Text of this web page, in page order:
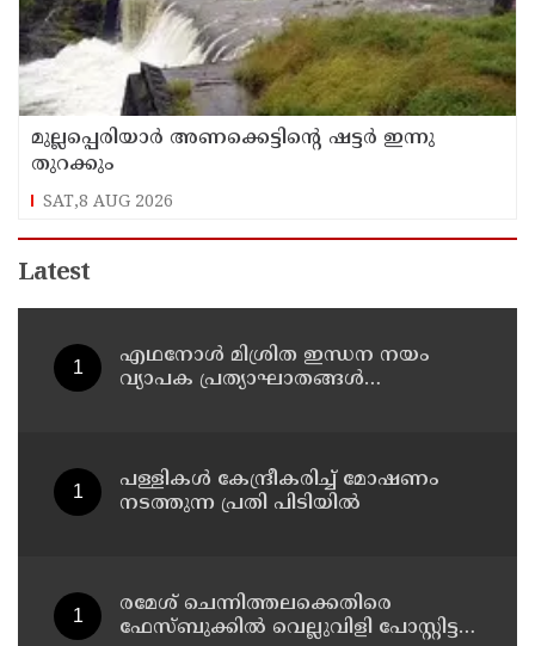
മുല്ലപ്പെരിയാര്‍ അണക്കെട്ടിന്റെ ഷട്ടര്‍ ഇന്നു
തുറക്കും
SAT,8 AUG 2026
Latest
എഥനോള്‍ മിശ്രിത ഇന്ധന നയം
വ്യാപക പ്രത്യാഘാതങ്ങള്‍
പള്ളികള്‍ കേന്ദ്രീകരിച്ച് മോഷണം
നടത്തുന്ന പ്രതി പിടിയില്‍
രമേശ് ചെന്നിത്തലക്കെതിരെ
ഫേസ്ബുക്കില്‍ വെല്ലുവിളി പോസ്റ്റിട്ട